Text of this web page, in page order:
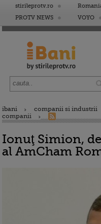
stirileprotv.ro
PROTV NEWS
VOYO
ibani
companii si industrii
companii
Ionuţ Simion,
al AmCham